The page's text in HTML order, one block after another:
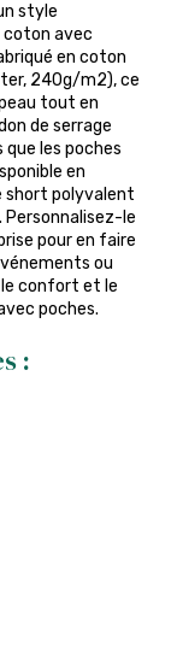
style
coton avec
en coton
240g/m2), ce
tout en
de serrage
les poches
en
short polyvalent
Personnalisez-le
pour en faire
ou
le confort et le
poches.
: